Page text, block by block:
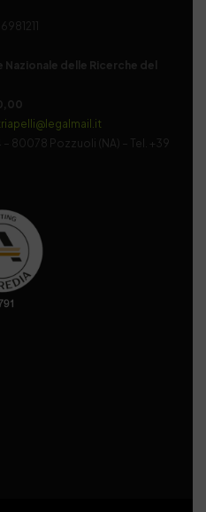
delle Ricerche del
– 80078 Pozzuoli (NA) – Tel. +39